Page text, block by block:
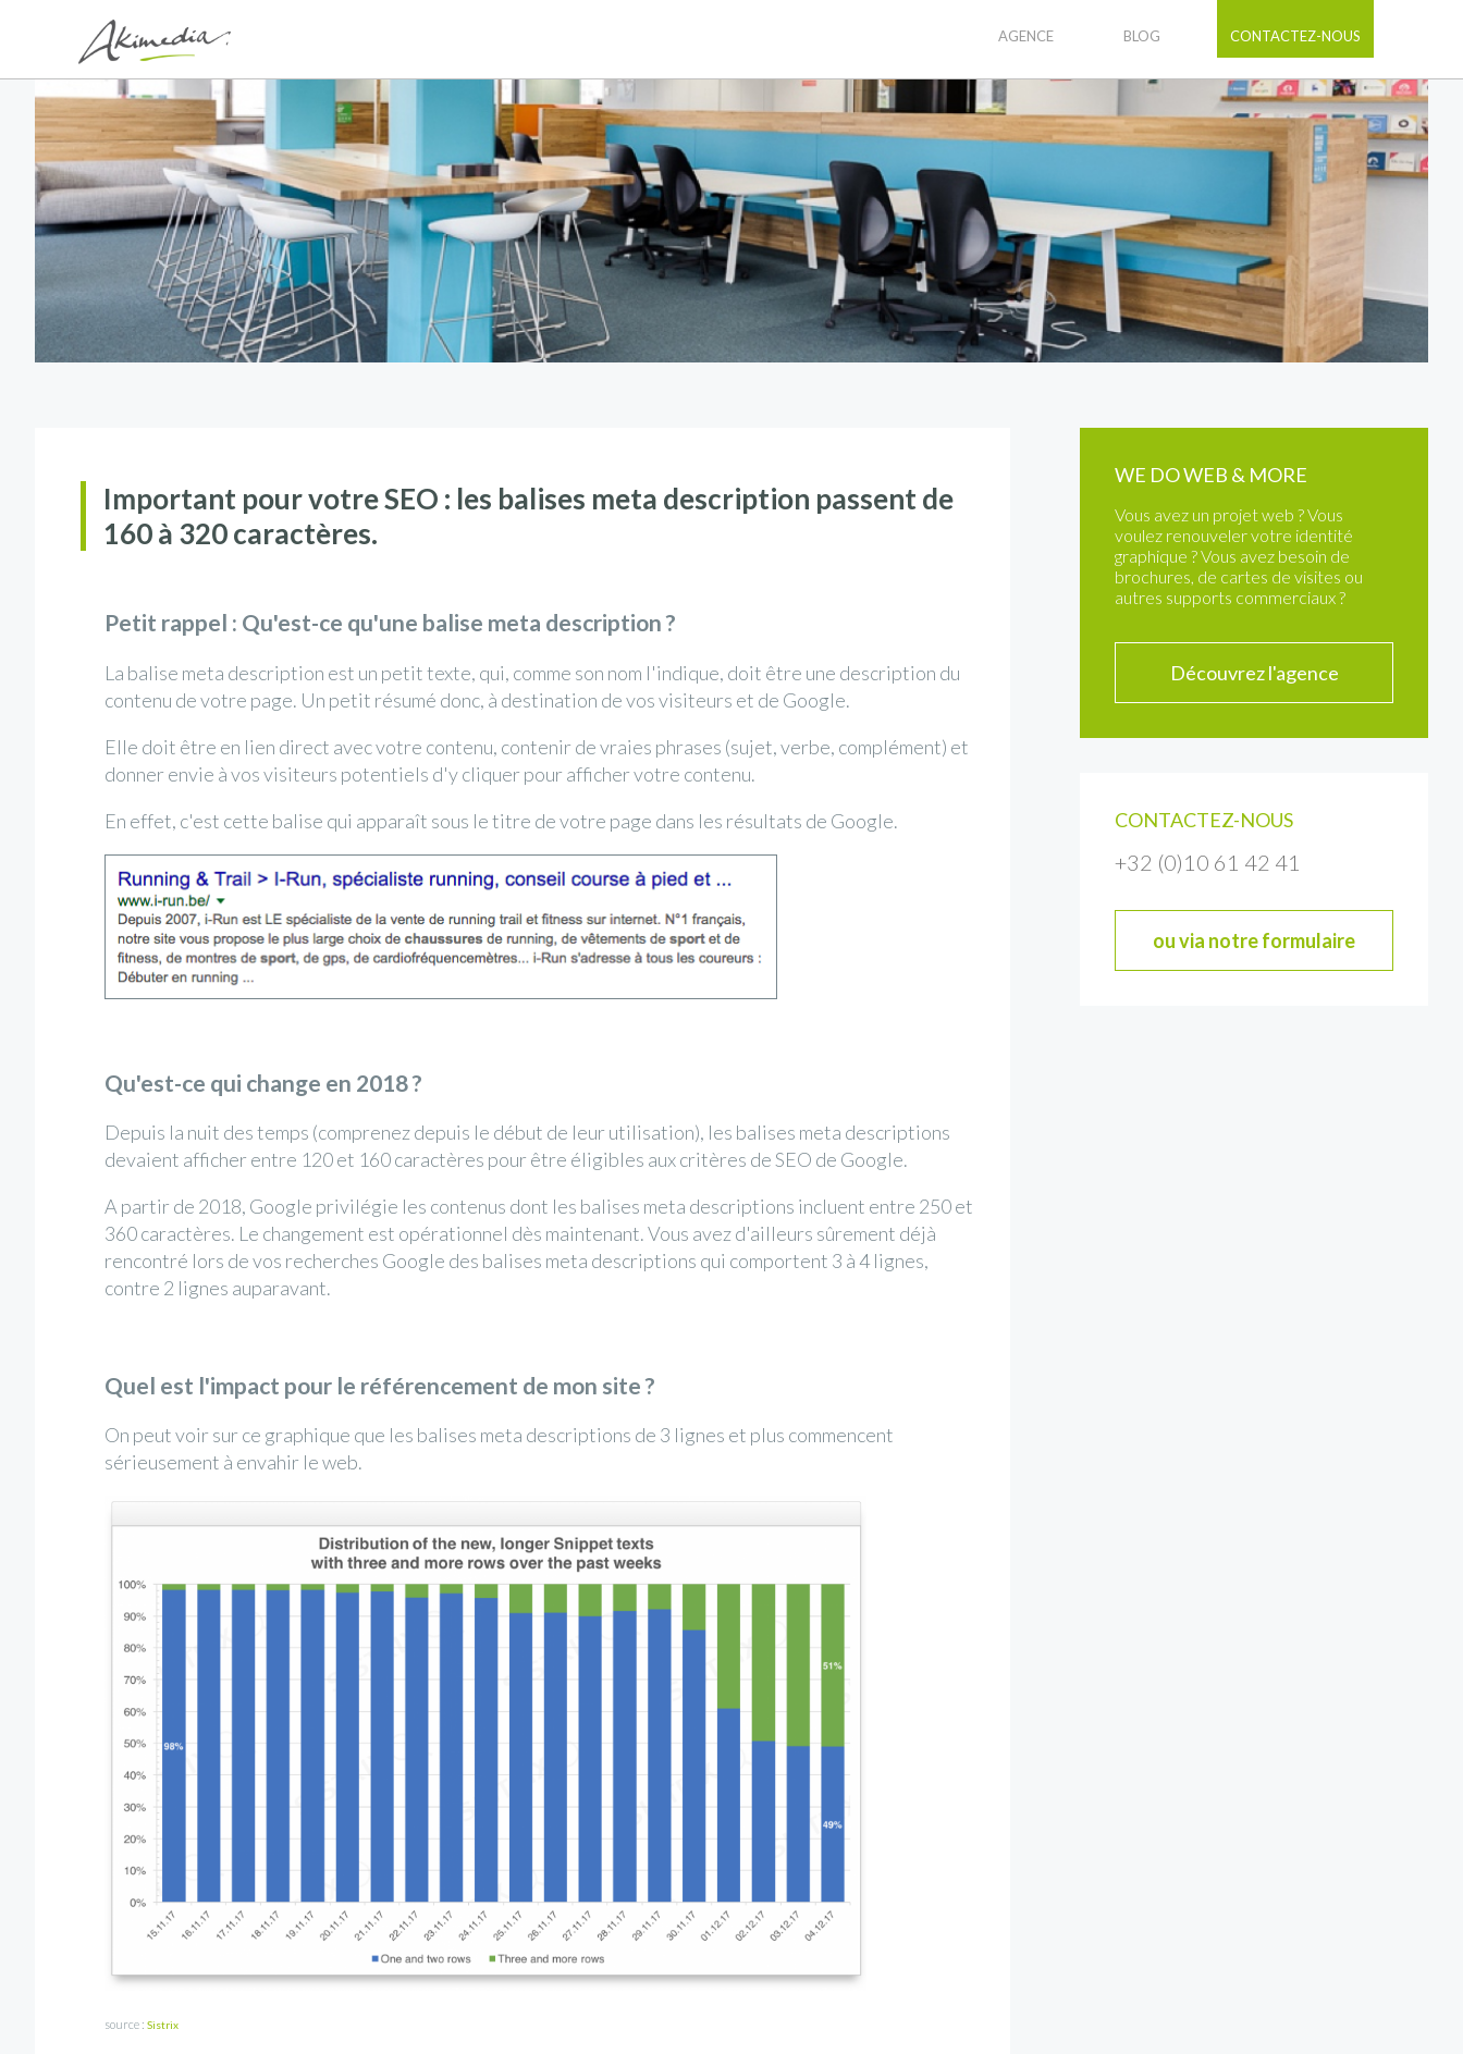
AGENCE BLOG CONTACTEZ-NOUS
Important pour votre SEO : les balises meta description passent de
160 à 320 caractères.
Petit rappel : Qu'est-ce qu'une balise meta description ?
La balise meta description est un petit texte, qui, comme son nom l'indique, doit être une description du
contenu de votre page. Un petit résumé donc, à destination de vos visiteurs et de Google.
Elle doit être en lien direct avec votre contenu, contenir de vraies phrases (sujet, verbe, complément) et
donner envie à vos visiteurs potentiels d'y cliquer pour afficher votre contenu.
En effet, c'est cette balise qui apparaît sous le titre de votre page dans les résultats de Google.
Qu'est-ce qui change en 2018 ?
Depuis la nuit des temps (comprenez depuis le début de leur utilisation), les balises meta descriptions
devaient afficher entre 120 et 160 caractères pour être éligibles aux critères de SEO de Google.
A partir de 2018, Google privilégie les contenus dont les balises meta descriptions incluent entre 250 et
360 caractères. Le changement est opérationnel dès maintenant. Vous avez d'ailleurs sûrement déjà
rencontré lors de vos recherches Google des balises meta descriptions qui comportent 3 à 4 lignes,
contre 2 lignes auparavant.
Quel est l'impact pour le référencement de mon site ?
On peut voir sur ce graphique que les balises meta descriptions de 3 lignes et plus commencent
sérieusement à envahir le web.
source : Sistrix
WE DO WEB & MORE
Vous avez un projet web ? Vous
voulez renouveler votre identité
graphique ? Vous avez besoin de
brochures, de cartes de visites ou
autres supports commerciaux ?
Découvrez l'agence
CONTACTEZ-NOUS
+32 (0)10 61 42 41
ou via notre formulaire